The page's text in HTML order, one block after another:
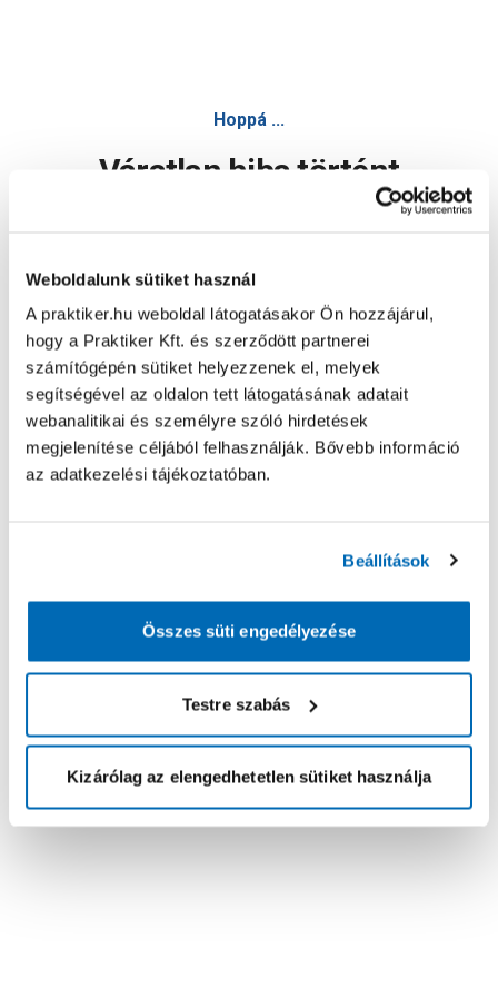
Weboldalunk sütiket használ
A praktiker.hu weboldal látogatásakor Ön hozzájárul,
hogy a Praktiker Kft. és szerződött partnerei
számítógépén sütiket helyezzenek el, melyek
segítségével az oldalon tett látogatásának adatait
webanalitikai és személyre szóló hirdetések
megjelenítése céljából felhasználják. Bővebb információ
az adatkezelési tájékoztatóban.
Beállítások
Összes süti engedélyezése
Testre szabás
Kizárólag az elengedhetetlen sütiket használja
Hoppá ...
Váratlan hiba történt
Oldal újratöltése